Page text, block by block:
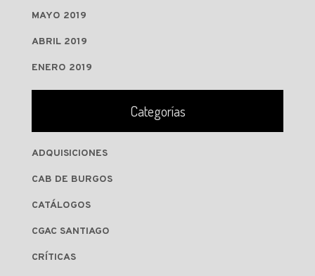
MAYO 2019
ABRIL 2019
ENERO 2019
Categorías
ADQUISICIONES
CAB DE BURGOS
CATÁLOGOS
CGAC SANTIAGO
CRÍTICAS